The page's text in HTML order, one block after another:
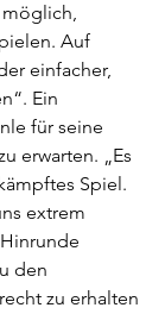
Auf
einfacher,
Ein
für seine
erwarten. „Es
Spiel.
extrem
den
zu erhalten